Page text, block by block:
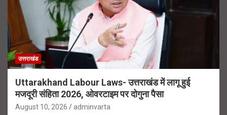
उत्तराखंड
Uttarakhand Labour Laws- उत्तराखंड में लागू हुई
मजदूरी संहिता 2026, ओवरटाइम पर दोगुना पैसा
August 10, 2026 adminvarta